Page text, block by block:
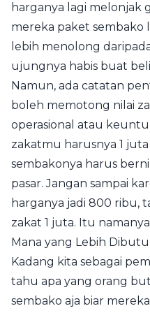
harganya lagi melonjak
mereka paket
lebih menolong
ujungnya habis buat
Namun, ada catatan
boleh memotong nilai
operasional atau
zakatmu harusnya 1
sembakonya harus
pasar. Jangan sampai
harganya jadi 800 ribu,
zakat 1 juta. Itu
Mana yang Lebih
Kadang kita sebagai
tahu apa yang orang
sembako aja biar